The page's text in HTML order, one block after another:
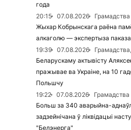
года
20:15
07.08.2026
Грамадства
Жыхар Кобрынскага раёна
алкаголю — экспертыза
19:39
07.08.2026
Беларускаму актывісту
пражывае ва Украіне, на 10
Польшчу
19:22
07.08.2026
Грамадства
Больш за 340 аварыйна-
задзейнічана ў ліквідацыі
"Белэнерга"